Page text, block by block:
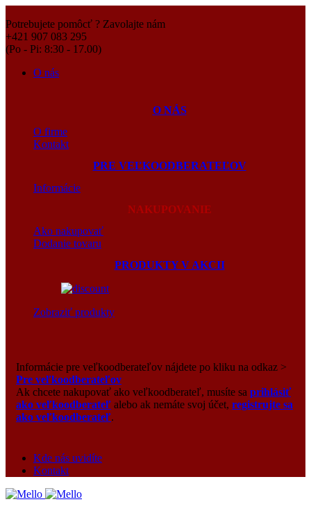
Potrebujete pomôcť ? Zavolajte nám
+421 907 083 295
(Po - Pi: 8:30 - 17.00)
O nás
O NÁS
O firme
Kontakt
PRE VEĽKOODBERATEĽOV
Informácie
NAKUPOVANIE
Ako nakupovať
Dodanie tovaru
PRODUKTY V AKCII
Zobraziť produkty
Informácie pre veľkoodberateľov nájdete po kliku na odkaz >
Pre veľkoodberateľov
Ak chcete nakupovať ako veľkoodberateľ, musíte sa prihlásiť
ako veľkoodberateľ alebo ak nemáte svoj účet, registrujte sa
ako veľkoodberateľ.
Kde nás uvidíte
Kontakt